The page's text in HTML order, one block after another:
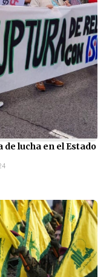
lucha en el Estado